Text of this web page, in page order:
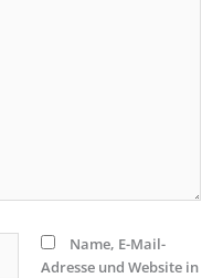
Name, E-Mail-
Adresse und Website in